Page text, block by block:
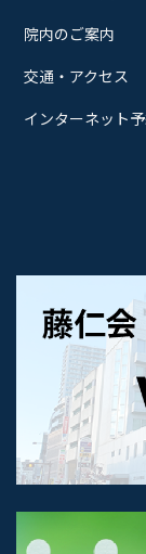
院内のご案内
交通・アクセス
インターネット